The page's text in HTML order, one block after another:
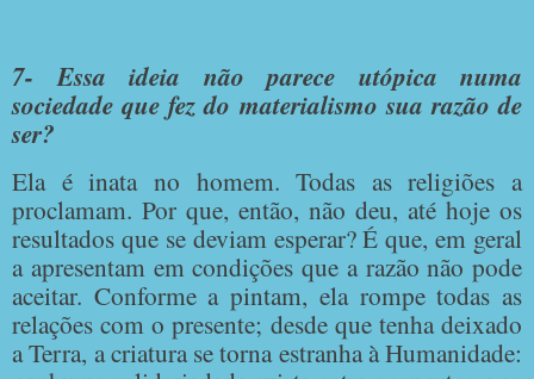
7- Essa ideia não parece utópica numa
sociedade que fez do materialismo sua razão de
ser?
Ela é inata no homem. Todas as religiões a
proclamam. Por que, então, não deu, até hoje os
resultados que se deviam esperar? É que, em geral
a apresentam em condições que a razão não pode
aceitar. Conforme a pintam, ela rompe todas as
relações com o presente; desde que tenha deixado
a Terra, a criatura se torna estranha à Humanidade: